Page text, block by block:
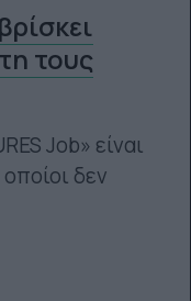
τους
Job» είναι
δεν